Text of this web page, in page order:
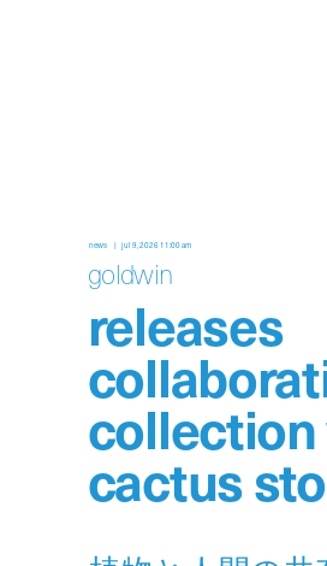
news jul 9, 2026 11:00 am
goldwin
releases
cactus